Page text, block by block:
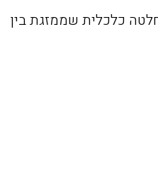
כלכלית שממזגת בין